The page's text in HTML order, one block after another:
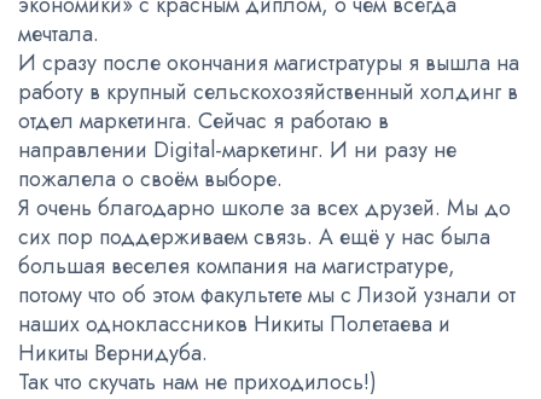
мечтала.
И сразу после окончания магистратуры я вышла на
работу в крупный сельскохозяйственный холдинг в
отдел маркетинга. Сейчас я работаю в
направлении Digital-маркетинг. И ни разу не
пожалела о своём выборе.
Я очень благодарно школе за всех друзей. Мы до
сих пор поддерживаем связь. А ещё у нас была
большая веселея компания на магистратуре,
потому что об этом факультете мы с Лизой узнали от
наших одноклассников Никиты Полетаева и
Никиты Вернидуба.
Так что скучать нам не приходилось!)